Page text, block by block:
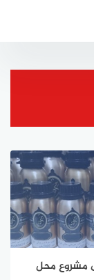
مشروع محل